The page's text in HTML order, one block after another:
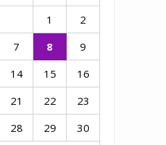
1
2
7 8
9
14 15
16
21 22
23
28 29
30